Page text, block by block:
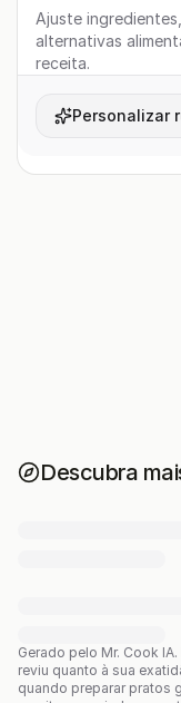
Ajuste
alternativas
receita.
Personalizar
Descubra
Gerado pelo Mr. Cook IA.
reviu quanto à sua
quando preparar pratos